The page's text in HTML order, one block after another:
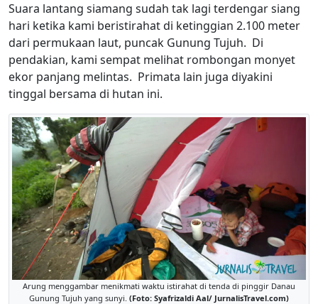
Suara lantang siamang sudah tak lagi terdengar siang
hari ketika kami beristirahat di ketinggian 2.100 meter
dari permukaan laut, puncak Gunung Tujuh. Di
pendakian, kami sempat melihat rombongan monyet
ekor panjang melintas. Primata lain juga diyakini
tinggal bersama di hutan ini.
Arung menggambar menikmati waktu istirahat di tenda di pinggir Danau
Gunung Tujuh yang sunyi. (Foto: Syafrizaldi Aal/ JurnalisTravel.com)